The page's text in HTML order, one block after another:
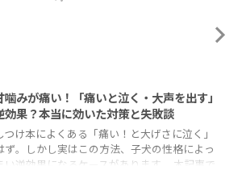
噛みが痛い！「痛いと泣く・大声を出す」
効果？本当に効いた対策と失敗談
け本によくある「痛い！と大げさに泣く」
ず。しかし実はこの方法、子犬の性格によっ
い逆効果になるケースがあります。 本記事で